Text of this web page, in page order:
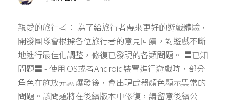
親愛的旅行者： 為了給旅行者帶來更好的遊戲體驗，
開發團隊會根據各位旅行者的意見回饋，對遊戲不斷
地進行最佳化調整，修復已發現的各類問題。 〓已知
問題〓 - 使用iOS或者Android裝置進行遊戲時，部分
角色在施放元素爆發後，會出現武器顏色顯示異常的
問題。該問題將在後續版本中修復，請留意後續公